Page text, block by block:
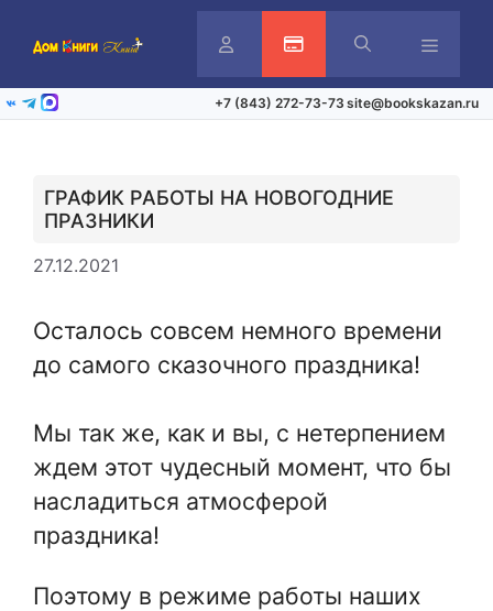
ЛичныйАктивация карты
ВКонтакте
Telegram
Max +7 (843) 272-73-73 site@bookskazan.ru
ГРАФИК РАБОТЫ НА НОВОГОДНИЕ
ПРАЗНИКИ
27.12.2021
Осталось совсем немного времени
до самого сказочного праздника!
Мы так же, как и вы, с нетерпением
ждем этот чудесный момент, что бы
насладиться атмосферой
праздника!
Поэтому в режиме работы наших